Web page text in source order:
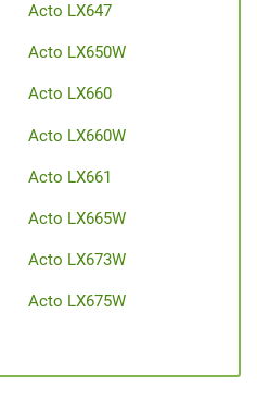
Acto LX647
Acto LX650W
Acto LX660
Acto LX660W
Acto LX661
Acto LX665W
Acto LX673W
Acto LX675W